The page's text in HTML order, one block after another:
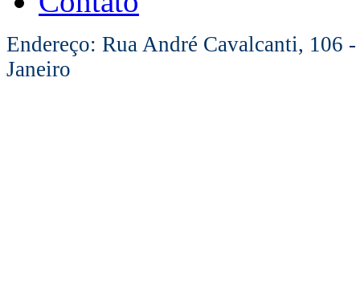
Endereço: Rua André Cavalcanti, 106
Janeiro